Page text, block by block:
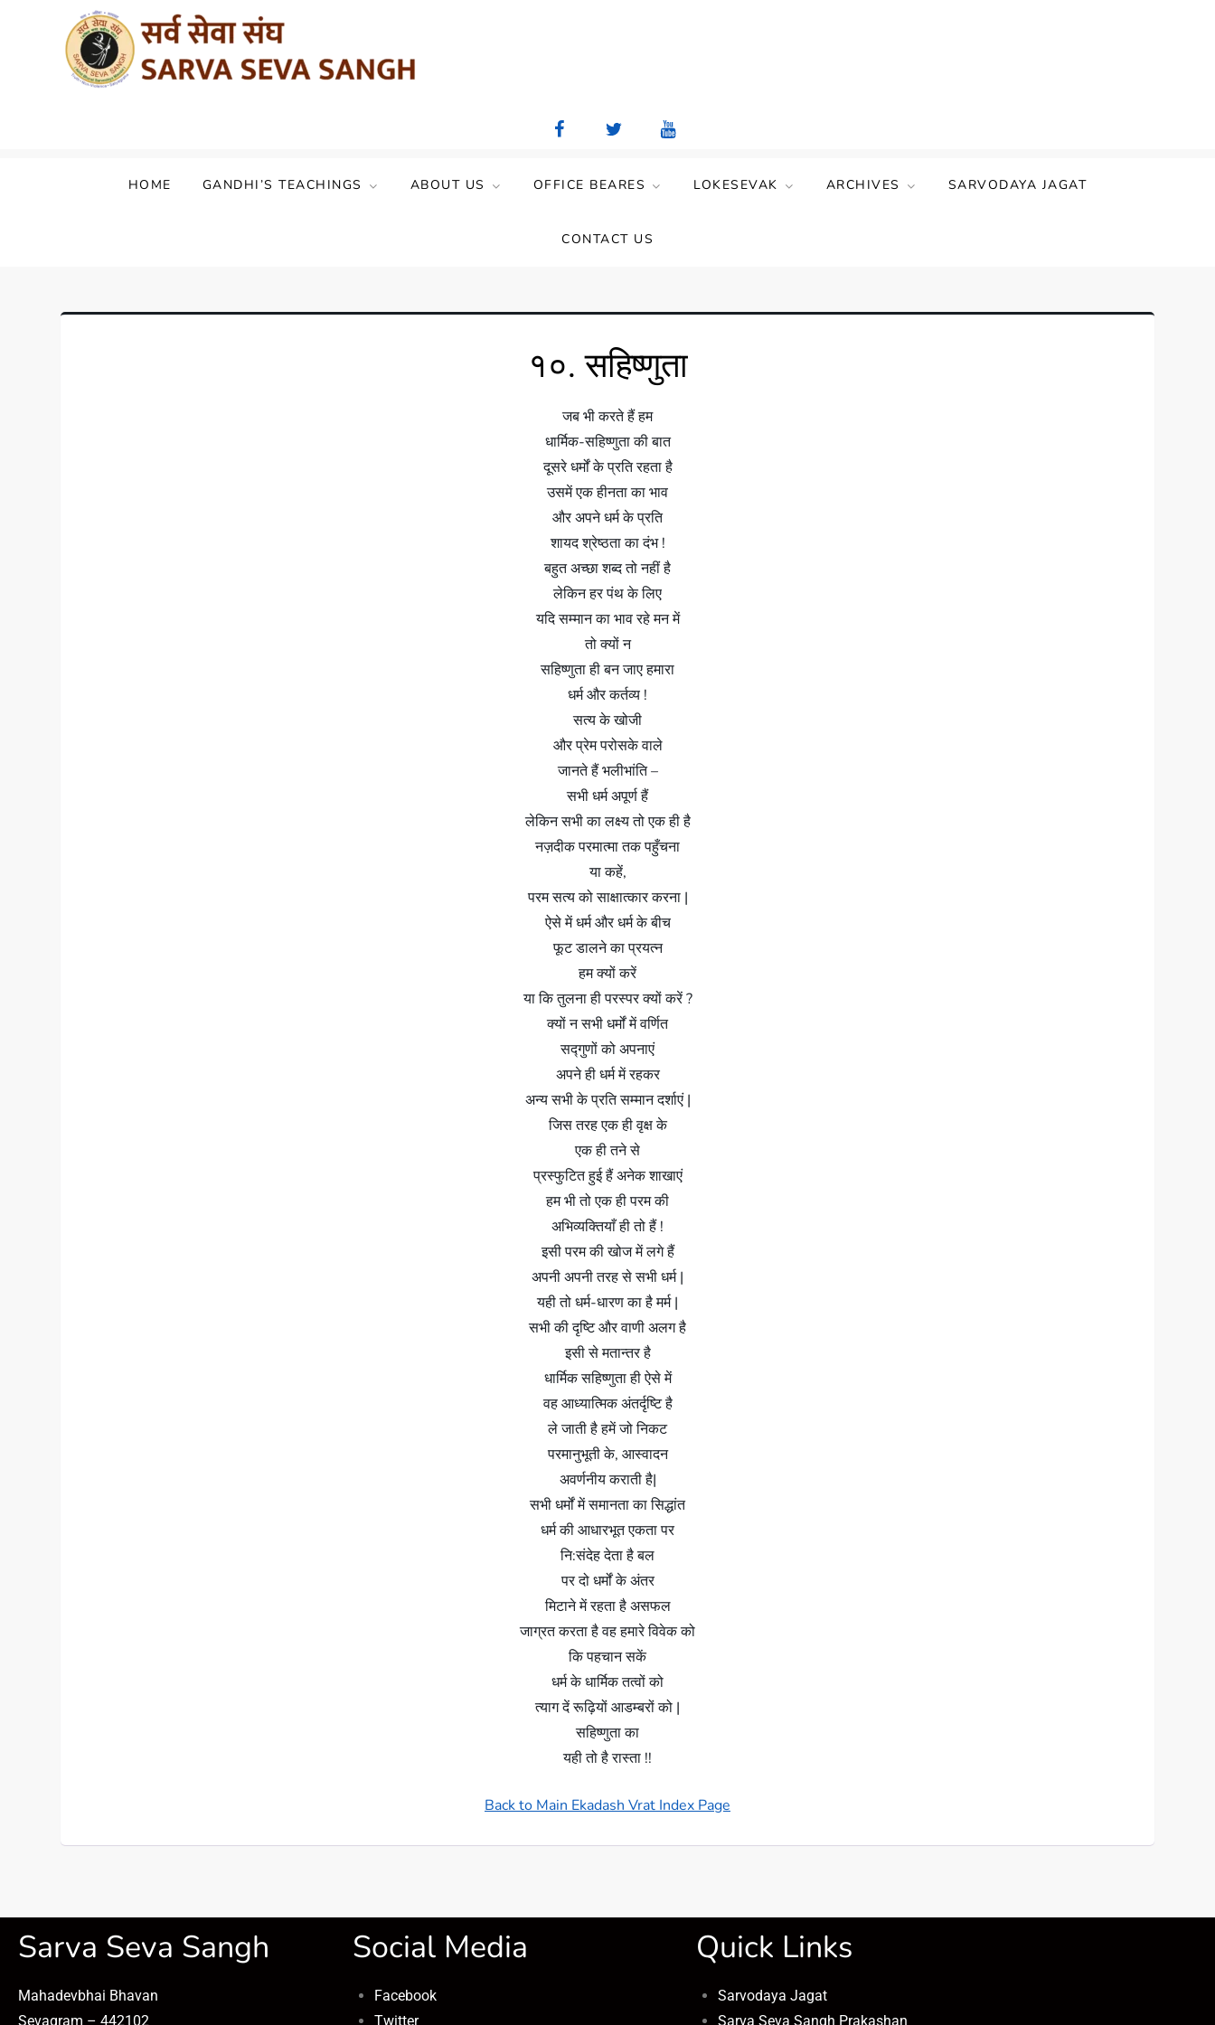
HOME GANDHI’S TEACHINGS ABOUT US OFFICE BEARES LOKESEVAK ARCHIVES SARVODAYA JAGAT
CONTACT US
१०. सहिष्णुता
जब भी करते हैं हम
धार्मिक-सहिष्णुता की बात
दूसरे धर्मों के प्रति रहता है
उसमें एक हीनता का भाव
और अपने धर्म के प्रति
शायद श्रेष्ठता का दंभ !
बहुत अच्छा शब्द तो नहीं है
लेकिन हर पंथ के लिए
यदि सम्मान का भाव रहे मन में
तो क्यों न
सहिष्णुता ही बन जाए हमारा
धर्म और कर्तव्य !
सत्य के खोजी
और प्रेम परोसके वाले
जानते हैं भलीभांति –
सभी धर्म अपूर्ण हैं
लेकिन सभी का लक्ष्य तो एक ही है
नज़दीक परमात्मा तक पहुँचना
या कहें,
परम सत्य को साक्षात्कार करना |
ऐसे में धर्म और धर्म के बीच
फूट डालने का प्रयत्न
हम क्यों करें
या कि तुलना ही परस्पर क्यों करें ?
क्यों न सभी धर्मों में वर्णित
सद्गुणों को अपनाएं
अपने ही धर्म में रहकर
अन्य सभी के प्रति सम्मान दर्शाएं |
जिस तरह एक ही वृक्ष के
एक ही तने से
प्रस्फुटित हुई हैं अनेक शाखाएं
हम भी तो एक ही परम की
अभिव्यक्तियाँ ही तो हैं !
इसी परम की खोज में लगे हैं
अपनी अपनी तरह से सभी धर्म |
यही तो धर्म-धारण का है मर्म |
सभी की दृष्टि और वाणी अलग है
इसी से मतान्तर है
धार्मिक सहिष्णुता ही ऐसे में
वह आध्यात्मिक अंतर्दृष्टि है
ले जाती है हमें जो निकट
परमानुभूती के, आस्वादन
अवर्णनीय कराती है|
सभी धर्मों में समानता का सिद्धांत
धर्म की आधारभूत एकता पर
नि:संदेह देता है बल
पर दो धर्मों के अंतर
मिटाने में रहता है असफल
जाग्रत करता है वह हमारे विवेक को
कि पहचान सकें
धर्म के धार्मिक तत्वों को
त्याग दें रूढ़ियों आडम्बरों को |
सहिष्णुता का
यही तो है रास्ता !!
Back to Main Ekadash Vrat Index Page
Sarva Seva Sangh
Mahadevbhai Bhavan
Sevagram – 442102
Social Media
Facebook
Twitter
Quick Links
Sarvodaya Jagat
Sarva Seva Sangh Prakashan